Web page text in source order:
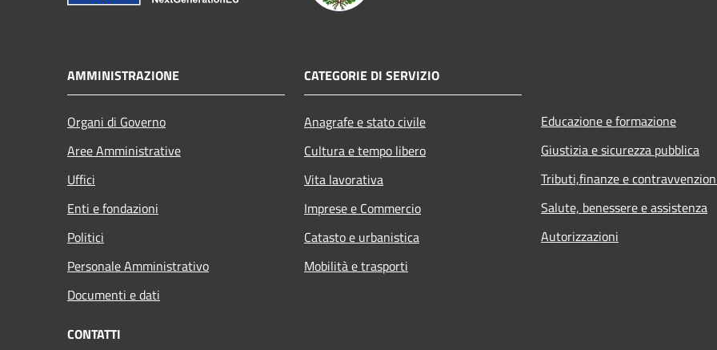
AMMINISTRAZIONE
Organi di Governo
Aree Amministrative
Uffici
Enti e fondazioni
Politici
Personale Amministrativo
Documenti e dati
CATEGORIE DI SERVIZIO
Anagrafe e stato civile
Cultura e tempo libero
Vita lavorativa
Imprese e Commercio
Catasto e urbanistica
Mobilità e trasporti
Educazione e formazione
Giustizia e sicurezza pubblica
Tributi,finanze e
Salute, benessere e assistenza
Autorizzazioni
CONTATTI